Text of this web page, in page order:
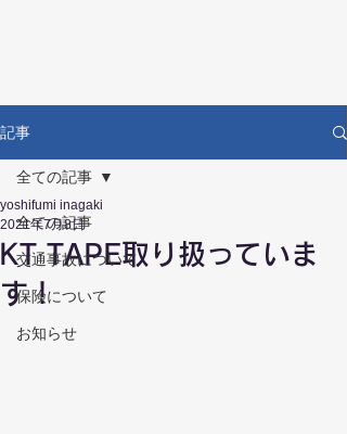
記事
全ての記事
交通事故について
保険について
お知らせ
全ての記事
KT TAPE取り扱っていま
す！
yoshifumi inagaki
2021年7月8日